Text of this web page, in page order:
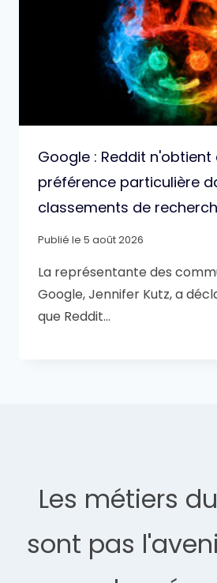
Google : Reddit n'obtient
préférence particulière
classements de
Publié le 5 août 2026
La représentante des
Google, Jennifer Kutz, a
que Reddit…
Les métiers
sont pas